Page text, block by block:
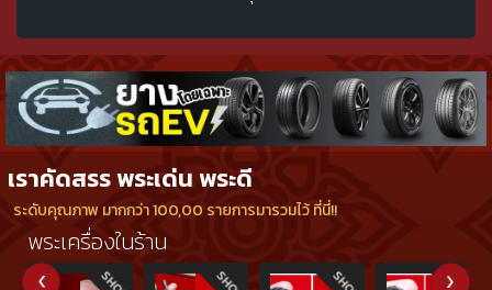
เราคัดสรร พระเด่น พระดี
ระดับคุณภาพ มากกว่า 100,00 รายการมารวมไว้ ที่นี่!!
พระเครื่องในร้าน